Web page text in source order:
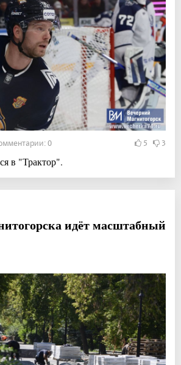
0 5 3
в "Трактор".
идёт масштабный